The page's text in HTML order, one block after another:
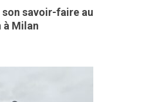
savoir-faire au
à Milan